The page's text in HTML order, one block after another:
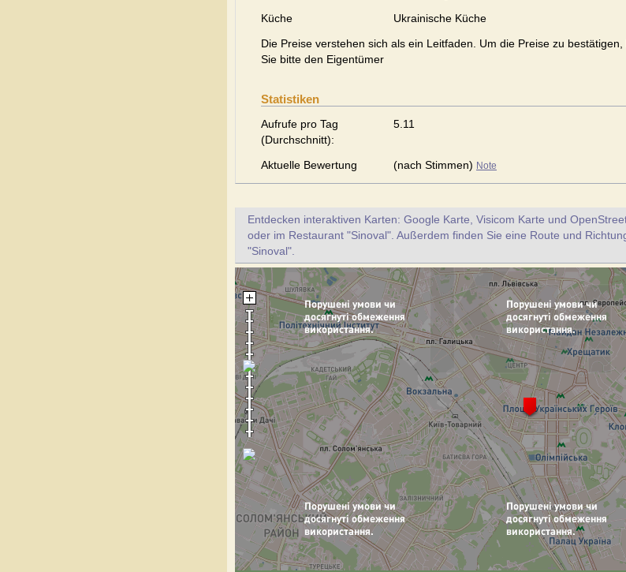
Küche
Ukrainische Küche
Die Preise verstehen sich als ein Leitfaden. Um die Preise zu bestätigen,
Sie bitte den Eigentümer
Statistiken
Aufrufe pro Tag
(Durchschnitt):
5.11
Aktuelle Bewertung (nach Stimmen) Note
Entdecken interaktiven Karten: Google Karte, Visicom Karte und
oder im Restaurant "Sinoval". Außerdem finden Sie eine Route und
"Sinoval".